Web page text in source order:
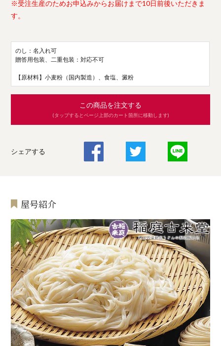
※受注生産のためお申込みからお届けまで10日前後いただきま
す。
のし：名入れ可
贈答用包装、二重包装：対応不可
【原材料】小麦粉（国内製造）、食塩、澱粉
この商品を注文する
(タップするとページ上部のカート箇所に移動します)
シェアする
屋号紹介